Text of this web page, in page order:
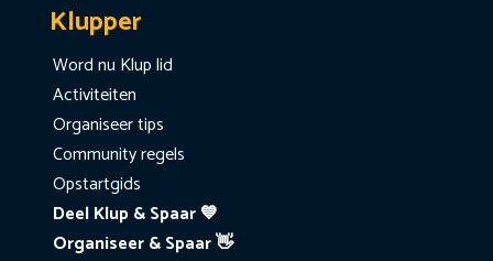
Klupper
Word nu Klup lid
Activiteiten
Organiseer tips
Community regels
Opstartgids
Deel Klup & Spaar 💙
Organiseer & Spaar 👋